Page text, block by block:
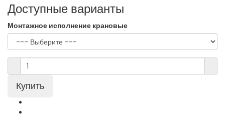
Доступные варианты
Монтажное исполнение крановые